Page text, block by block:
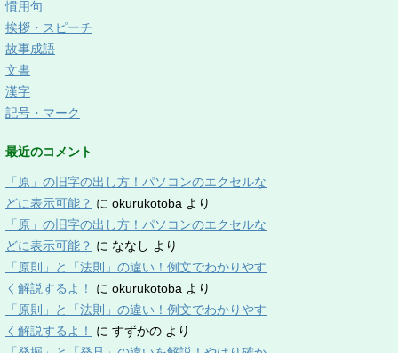
慣用句
挨拶・スピーチ
故事成語
文書
漢字
記号・マーク
最近のコメント
「原」の旧字の出し方！パソコンのエクセルな
どに表示可能？ に okurukotoba より
「原」の旧字の出し方！パソコンのエクセルな
どに表示可能？ に ななし より
「原則」と「法則」の違い！例文でわかりやす
く解説するよ！
に okurukotoba より
「原則」と「法則」の違い！例文でわかりやす
く解説するよ！
に すずかの より